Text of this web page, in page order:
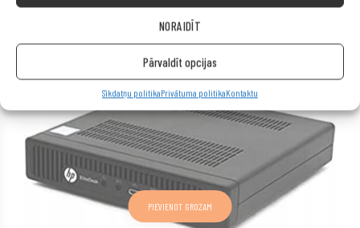
NORAIDĪT
Pārvaldīt opcijas
Sīkdatņu politikaPrivātuma politikaKontaktu
HP 800 G2 Tiny i5-6500T 16GB 1TB SSD W10
266,00€
PIEVIENOT GROZAM